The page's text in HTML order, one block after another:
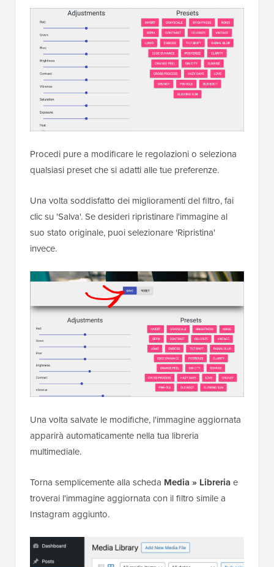
Procedi pure a modificare le regolazioni o seleziona
qualsiasi preset che si adatti alle tue preferenze.
Una volta soddisfatto dei miglioramenti del filtro, fai
clic su 'Salva'. Se desideri ripristinare l'immagine al
suo stato originale, puoi selezionare 'Ripristina'
invece.
Una volta salvate le modifiche, l'immagine aggiornata
apparirà automaticamente nella tua libreria
multimediale.
Torna semplicemente alla scheda Media » Libreriae
troverai l'immagine aggiornata con il filtro simile a
Instagram aggiunto.